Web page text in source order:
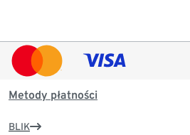
Metody płatności
BLIK